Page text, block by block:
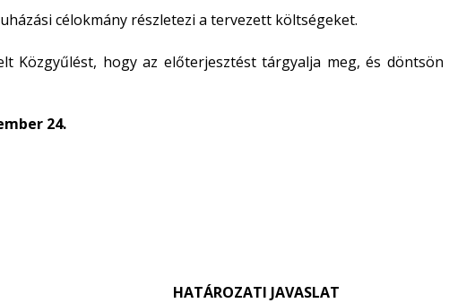
célokmány részletezi a tervezett költségeket.
Közgyűlést, hogy az előterjesztést tárgyalja meg, és döntsön
24.
HATÁROZATI JAVASLAT